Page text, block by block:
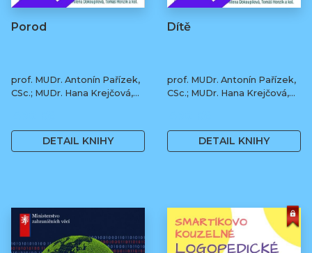
Porod
prof. MUDr. Antonín Pařízek,
CSc.; MUDr. Hana Krejčová,
Tomáš Honzík, Ph.D. a kol.
DETAIL KNIHY
Dítě
prof. MUDr. Antonín Pařízek,
CSc.; MUDr. Hana Krejčová,
Tomáš Honzík, Ph.D. a kol.
DETAIL KNIHY